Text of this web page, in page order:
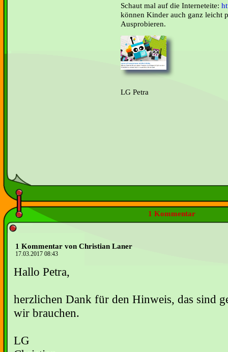
Schaut mal auf die Interneteite:
können Kinder auch ganz leicht
Ausprobieren.
LG Petra
1 Kommentar
1 Kommentar von Christian Laner
17.03.2017 08:43
Hallo Petra,
herzlichen Dank für den Hinweis, das sind
wir brauchen.
LG